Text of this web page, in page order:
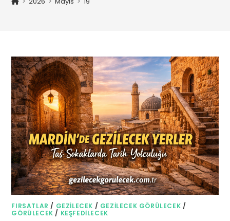
FIRSATLAR / GEZILECEK / GEZILECEK GÖRÜLECEK /
GÖRÜLECEK / KEŞFEDILECEK